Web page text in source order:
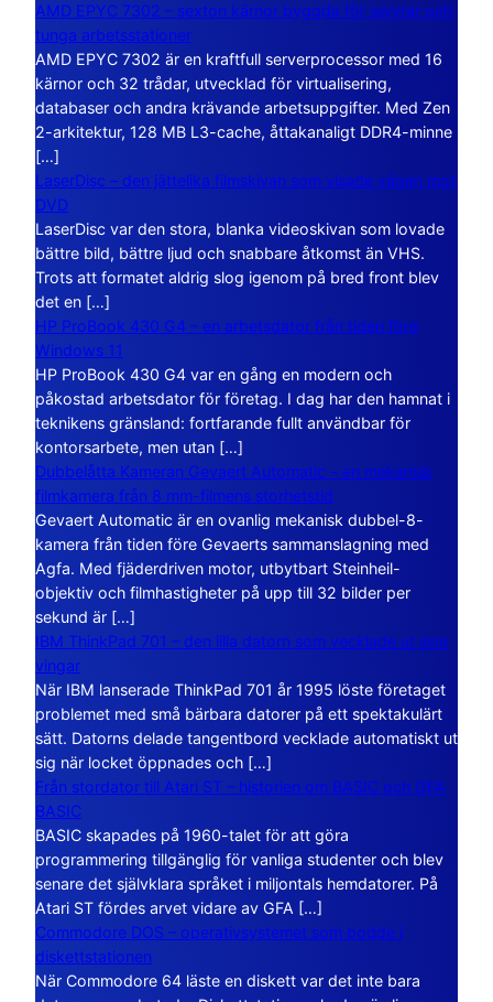
AMD EPYC 7302 – sexton kärnor byggda för servrar och
tunga arbetsstationer
AMD EPYC 7302 är en kraftfull serverprocessor med 16
kärnor och 32 trådar, utvecklad för virtualisering,
databaser och andra krävande arbetsuppgifter. Med Zen
2-arkitektur, 128 MB L3-cache, åttakanaligt DDR4-minne
[…]
LaserDisc – den jättelika filmskivan som visade vägen mot
DVD
LaserDisc var den stora, blanka videoskivan som lovade
bättre bild, bättre ljud och snabbare åtkomst än VHS.
Trots att formatet aldrig slog igenom på bred front blev
det en […]
HP ProBook 430 G4 – en arbetsdator från tiden före
Windows 11
HP ProBook 430 G4 var en gång en modern och
påkostad arbetsdator för företag. I dag har den hamnat i
teknikens gränsland: fortfarande fullt användbar för
kontorsarbete, men utan […]
Dubbelåtta Kameran Gevaert Automatic – en mekanisk
filmkamera från 8 mm-filmens storhetstid
Gevaert Automatic är en ovanlig mekanisk dubbel-8-
kamera från tiden före Gevaerts sammanslagning med
Agfa. Med fjäderdriven motor, utbytbart Steinheil-
objektiv och filmhastigheter på upp till 32 bilder per
sekund är […]
IBM ThinkPad 701 – den lilla datorn som vecklade ut sina
vingar
När IBM lanserade ThinkPad 701 år 1995 löste företaget
problemet med små bärbara datorer på ett spektakulärt
sätt. Datorns delade tangentbord vecklade automatiskt ut
sig när locket öppnades och […]
Från stordator till Atari ST – historien om BASIC och GFA
BASIC
BASIC skapades på 1960-talet för att göra
programmering tillgänglig för vanliga studenter och blev
senare det självklara språket i miljontals hemdatorer. På
Atari ST fördes arvet vidare av GFA […]
Commodore DOS – operativsystemet som bodde i
diskettstationen
När Commodore 64 läste en diskett var det inte bara